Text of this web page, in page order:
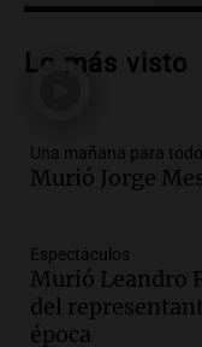
Audio.
vehículos
Audio.
y cinco
Episodios
Audio.
Rosario
Lo más visto
Una mañana para
Murió Jorge
Espectáculos
Murió Leandro
del
época